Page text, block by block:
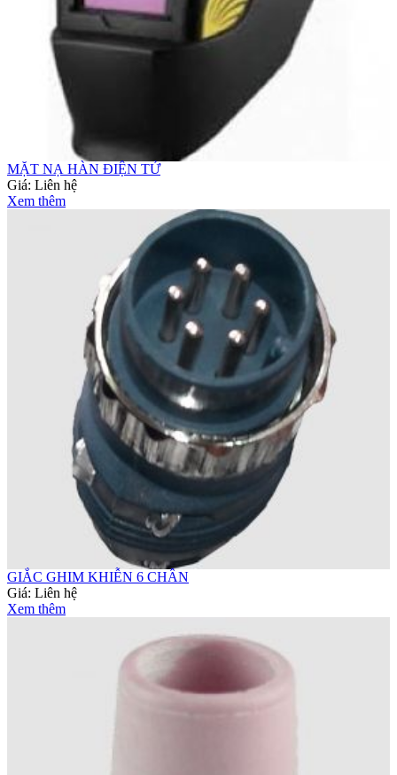
MẶT NẠ HÀN ĐIỆN TỬ
Giá: Liên hệ
Xem thêm
GIẮC GHIM KHIỄN 6 CHÂN
Giá: Liên hệ
Xem thêm